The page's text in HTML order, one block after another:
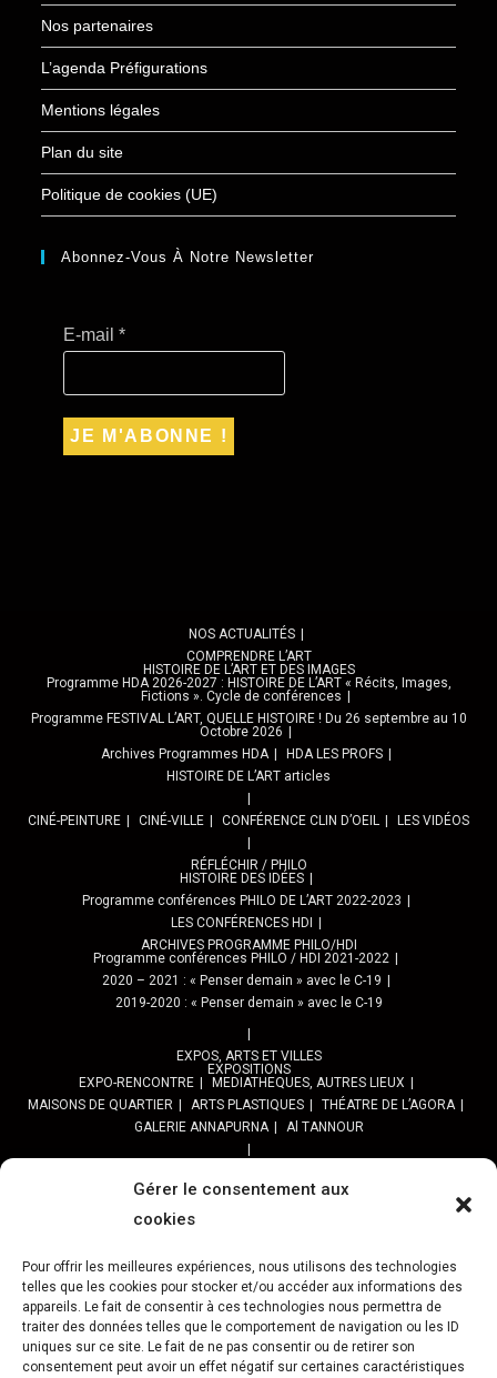
Gérer le consentement aux
cookies
Pour offrir les meilleures expériences, nous utilisons des technologies
telles que les cookies pour stocker et/ou accéder aux informations des
appareils. Le fait de consentir à ces technologies nous permettra de
traiter des données telles que le comportement de navigation ou les ID
uniques sur ce site. Le fait de ne pas consentir ou de retirer son
consentement peut avoir un effet négatif sur certaines caractéristiques
Nos partenaires
L’agenda Préfigurations
Mentions légales
Plan du site
Politique de cookies (UE)
Abonnez-Vous À Notre Newsletter
E-mail*
NOS ACTUALITÉS
COMPRENDRE L’ART
HISTOIRE DE L’ART ET DES IMAGES
Programme HDA 2026-2027 : HISTOIRE DE L’ART « Récits, Images,
Fictions ». Cycle de conférences
Programme FESTIVAL L’ART, QUELLE HISTOIRE ! Du 26 septembre au 10
Octobre 2026
Archives Programmes HDA
HDA LES PROFS
HISTOIRE DE L’ART articles
CINÉ-PEINTURE CINÉ-VILLE CONFÉRENCE CLIN D’OEIL LES VIDÉOS
RÉFLÉCHIR / PHILO
HISTOIRE DES IDÉES
Programme conférences PHILO DE L’ART 2022-2023
LES CONFÉRENCES HDI
ARCHIVES PROGRAMME PHILO/HDI
Programme conférences PHILO / HDI 2021-2022
2020 – 2021 : « Penser demain » avec le C-19
2019-2020 : « Penser demain » avec le C-19
EXPOS, ARTS ET VILLES
EXPOSITIONS
EXPO-RENCONTRE
MEDIATHEQUES, AUTRES LIEUX
MAISONS DE QUARTIER
ARTS PLASTIQUES
THÉATRE DE L’AGORA
GALERIE ANNAPURNA
Al TANNOUR
PPROGRAMME DES BALADES URBAINES 2025
Programme SORTIES URBAN SKETCHER 2024-2025 :
Archives URBAN SKETCHERS ESSONNE
ATELIERS CULTURELS STREET ART JEU URBAIN « JeSuisMaVille »